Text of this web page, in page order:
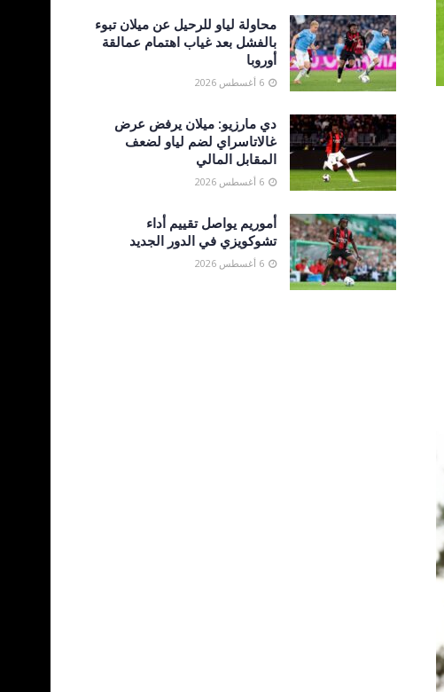
محاولة لياو للرحيل عن ميلان تبوء
بالفشل بعد غياب اهتمام عمالقة
أوروبا
دي مارزيو: ميلان يرفض عرض
غالاتاسراي لضم لياو لضعف
المقابل المالي
أموريم يواصل تقييم أداء
تشوكويزي في الدور الجديد